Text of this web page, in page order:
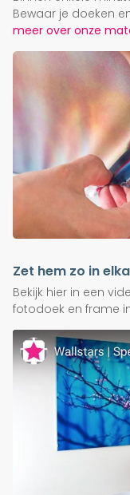
Bewaar je doeken
meer over onze
Zet hem zo in
Bekijk hier in een
fotodoek en frame